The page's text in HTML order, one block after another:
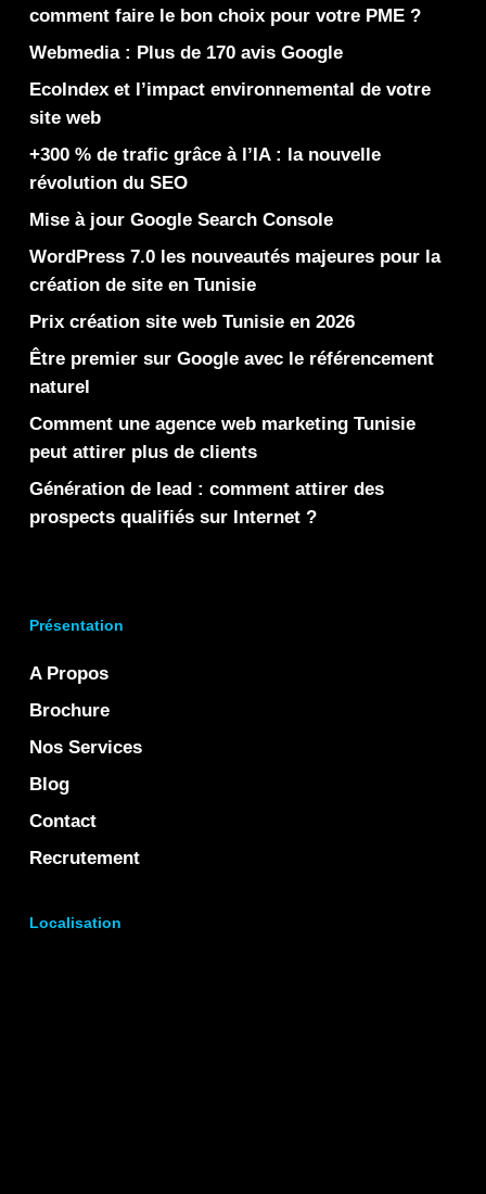
comment faire le bon choix pour votre PME ?
Webmedia : Plus de 170 avis Google
EcoIndex et l’impact environnemental de votre
site web
+300 % de trafic grâce à l’IA : la nouvelle
révolution du SEO
Mise à jour Google Search Console
WordPress 7.0 les nouveautés majeures pour la
création de site en Tunisie
Prix création site web Tunisie en 2026
Être premier sur Google avec le référencement
naturel
Comment une agence web marketing Tunisie
peut attirer plus de clients
Génération de lead : comment attirer des
prospects qualifiés sur Internet ?
Présentation
A Propos
Brochure
Nos Services
Blog
Contact
Recrutement
Localisation